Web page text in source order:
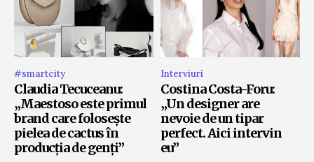
#smartcity
Claudia Tecuceanu:
„Maestoso este primul
brand care folosește
pielea de cactus în
producția de genți”
Interviuri
Costina Costa-Foru:
„Un designer are
nevoie de un tipar
perfect. Aici intervin
eu”